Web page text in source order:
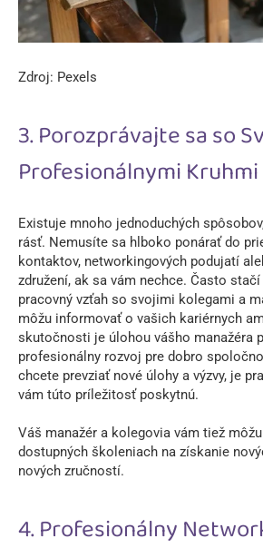
Zdroj: Pexels
3. Porozprávajte sa so
Profesionálnymi Kruhmi
Existuje mnoho jednoduchých
rásť. Nemusíte sa hlboko ponárať do
kontaktov, networkingových podujatí
združení, ak sa vám nechce. Často
pracovný vzťah so svojimi kolegami a
môžu informovať o vašich kariérnych
skutočnosti je úlohou vášho manažéra
profesionálny rozvoj pre dobro
chcete prevziať nové úlohy a výzvy, je
vám túto príležitosť poskytnú.
Váš manažér a kolegovia vám tiež
dostupných školeniach na získanie
nových zručností.
4. Profesionálny